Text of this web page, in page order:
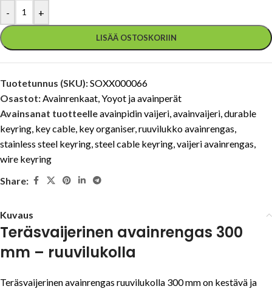
- +
LISÄÄ OSTOSKORIIN
Tuotetunnus (SKU):SOXX000066
Osastot:Avainrenkaat,Yoyot ja avainperät
Avainsanat tuotteelleavainpidin vaijeri,avainvaijeri,durable
keyring, key cable, key organiser,ruuvilukko avainrengas,
stainless steel keyring,steel cable keyring,vaijeri avainrengas,
wire keyring
Share:
Kuvaus
Teräsvaijerinen avainrengas 300
mm – ruuvilukolla
Teräsvaijerinen avainrengas ruuvilukolla 300 mm on kestävä ja